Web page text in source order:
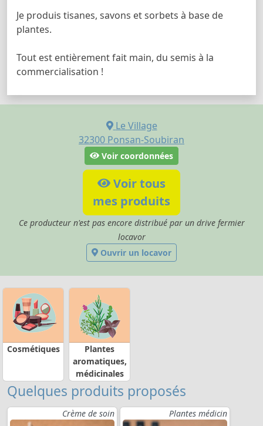
Je produis tisanes, savons et sorbets à base de
plantes.
Tout est entièrement fait main, du semis à la
commercialisation !
Le Village
32300 Ponsan-Soubiran
Voir coordonnées
Voir tous
mes produits
Ce producteur n'est pas encore distribué par un drive fermier
locavor
Ouvrir un locavor
Cosmétiques
Plantes
aromatiques,
médicinales
Quelques produits proposés
Crème de soin Plantes médicin